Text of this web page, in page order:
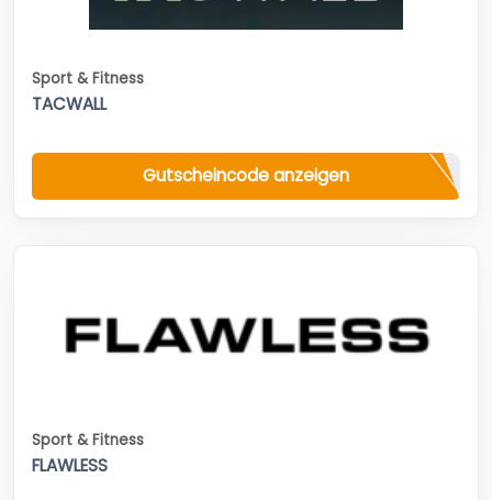
Sport & Fitness
TACWALL
Gutscheincode anzeigen
Sport & Fitness
FLAWLESS